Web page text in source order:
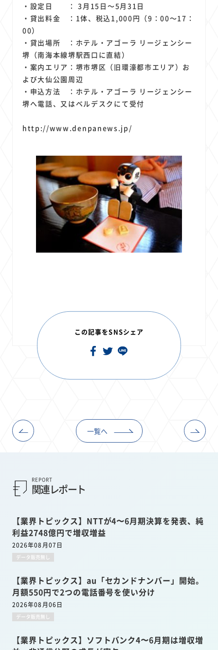
・設定日 ： 3月15日～5月31日
・貸出料金 ：1体、税込1,000円（9：00～17：
00）
・貸出場所 ：ホテル・アゴーラ リージェンシー
堺（南海本線堺駅西口に直結）
・案内エリア：堺市堺区（旧環濠都市エリア）お
よび大仙公園周辺
・申込方法 ：ホテル・アゴーラ リージェンシー
堺へ電話、又はベルデスクにて受付
http://www.denpanews.jp/
この記事をSNSシェア
一覧へ
REPORT
関連レポート
【業界トピックス】NTTが4〜6月期決算を発表、純
利益2748億円で増収増益
2026年08月07日
データ販売無し
【業界トピックス】au「セカンドナンバー」開始。
月額550円で2つの電話番号を使い分け
2026年08月06日
データ販売無し
【業界トピックス】ソフトバンク4〜6月期は増収増